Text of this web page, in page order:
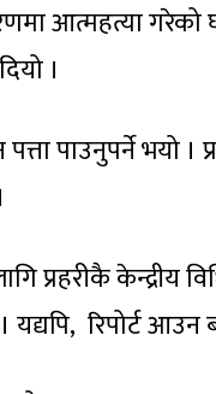
आत्महत्या
।
पाउनुपर्ने भयो ।
प्रहरीकै केन्द्रीय
रिपोर्ट आउन